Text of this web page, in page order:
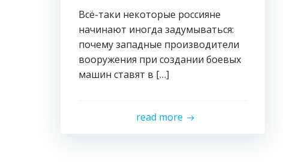
Всё-таки некоторые россияне
начинают иногда задумываться:
почему западные производители
вооружения при создании боевых
машин ставят в […]
read more